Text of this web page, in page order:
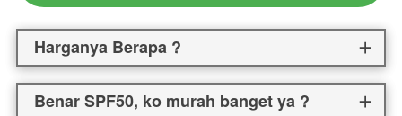
Harganya Berapa ?
Benar SPF50, ko murah banget ya ?